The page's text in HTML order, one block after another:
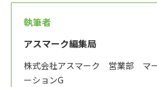
執筆者
アスマーク編集局
株式会社アスマーク 営業部 マ
ーションG